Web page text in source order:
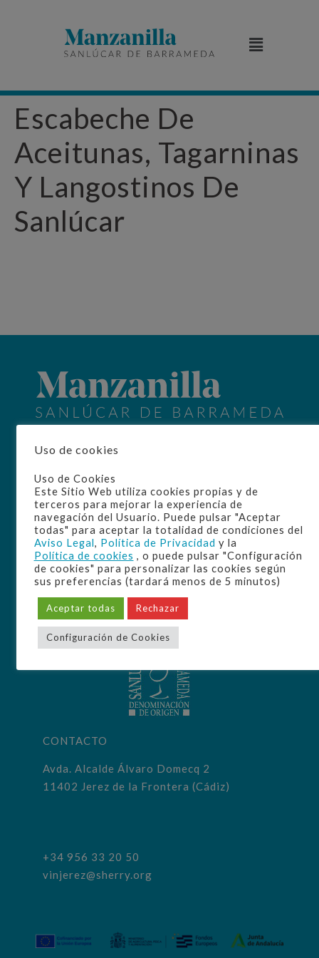
Escabeche De
Aceitunas, Tagarninas
Y Langostinos De
Sanlúcar
La D.O.
Elaboración
Manzanilla
Disfrute
Cultura
Bodegas
CONTACTO
Avda. Alcalde Álvaro Domecq 2
11402 Jerez de la Frontera (Cádiz)
+34 956 33 20 50
vinjerez@sherry.org
Uso de cookies
Uso de Cookies
Este Sitio Web utiliza cookies propias y de
terceros para mejorar la experiencia de
navegación del Usuario. Puede pulsar "Aceptar
todas" para aceptar la totalidad de condiciones del
Aviso Legal, Política de Privacidad y la
Política de cookies , o puede pulsar "Configuración
de cookies" para personalizar las cookies según
sus preferencias (tardará menos de 5 minutos)
Aceptar todas Rechazar
Configuración de Cookies